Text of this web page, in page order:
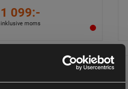
1 099:-
inklusive moms